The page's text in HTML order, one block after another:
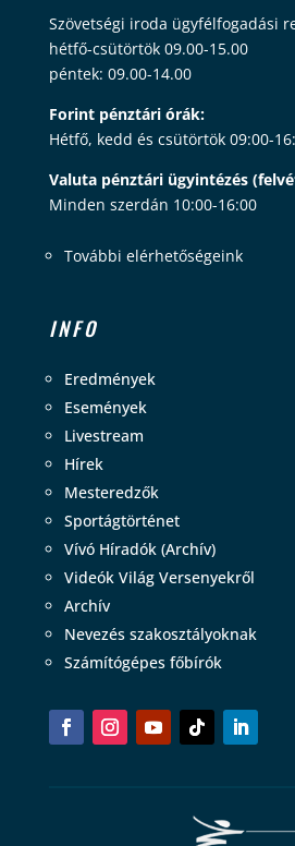
Szövetségi iroda ügyfélfogadási
hétfő-csütörtök 09.00-15.00
péntek: 09.00-14.00
Forint pénztári órák:
Hétfő, kedd és csütörtök 09:00-
Valuta pénztári ügyintézés
Minden szerdán 10:00-16:00
További elérhetőségeink
INFO
Eredmények
Események
Livestream
Hírek
Mesteredzők
Sportágtörténet
Vívó Híradók (Archív)
Videók Világ Versenyekről
Archív
Nevezés szakosztályoknak
Számítógépes főbírók